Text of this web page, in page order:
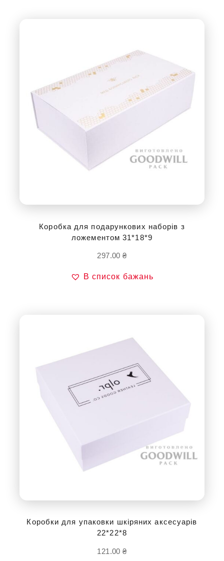
Коробка для подарункових наборів з
ложементом 31*18*9
297.00₴
В список бажань
Коробки для упаковки шкіряних аксесуарів
22*22*8
121.00₴